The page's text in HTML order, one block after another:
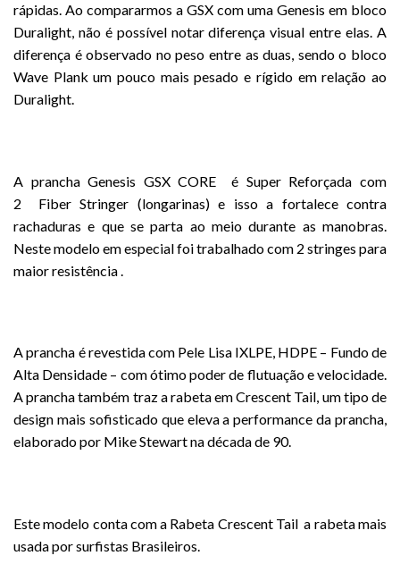
rápidas. Ao compararmos a GSX com uma Genesis em bloco
Duralight, não é possível notar diferença visual entre elas. A
diferença é observado no peso entre as duas, sendo o bloco
Wave Plank um pouco mais pesado e rígido em relação ao
Duralight.
A prancha Genesis GSX CORE é Super Reforçada com
2 Fiber Stringer (longarinas) e isso a fortalece contra
rachaduras e que se parta ao meio durante as manobras.
Neste modelo em especial foi trabalhado com 2 stringes para
maior resistência .
A prancha é revestida com Pele Lisa IXLPE, HDPE – Fundo de
Alta Densidade – com ótimo poder de flutuação e velocidade.
A prancha também traz a rabeta em Crescent Tail, um tipo de
design mais sofisticado que eleva a performance da prancha,
elaborado por Mike Stewart na década de 90.
Este modelo conta com a Rabeta Crescent Tail a rabeta mais
usada por surfistas Brasileiros.